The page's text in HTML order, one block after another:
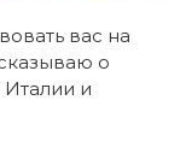
вас на
о
Италии и